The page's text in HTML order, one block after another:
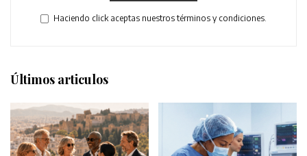
Haciendo click aceptas nuestros términos y condiciones.
Últimos articulos